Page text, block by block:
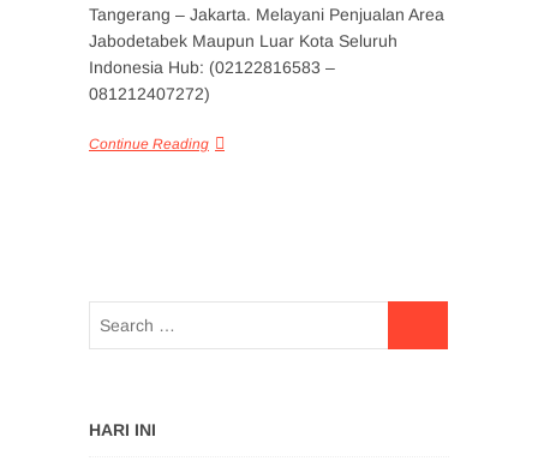
Tangerang – Jakarta. Melayani Penjualan Area
Jabodetabek Maupun Luar Kota Seluruh
Indonesia Hub: (02122816583 –
081212407272)
Continue Reading
HARI INI